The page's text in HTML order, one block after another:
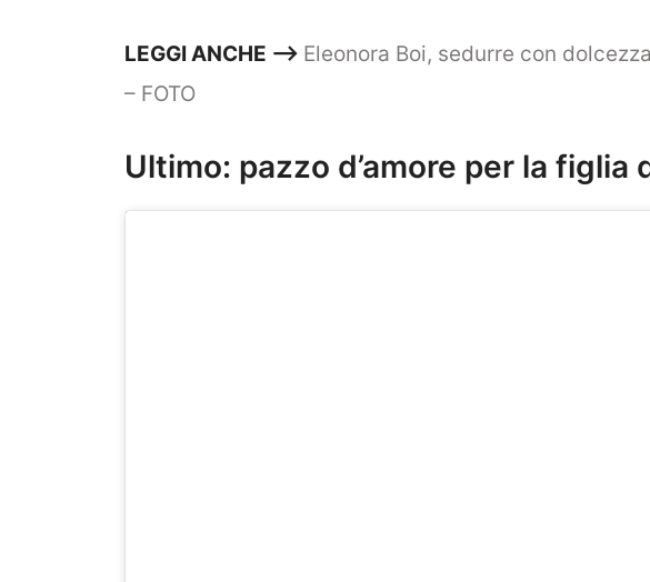
LEGGI ANCHE —–> Eleonora Boi, sedurre con
– FOTO
Ultimo: pazzo d’amore per la figlia